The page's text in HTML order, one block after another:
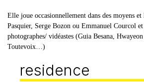
Elle joue occasionnellement dans des moyens
Pasquier, Serge Bozon ou Emmanuel Courcol
photographes/ vidéastes (Guia Besana,
Toutevoix…)
residence